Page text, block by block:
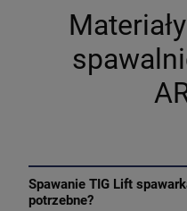
Spawanie TIG Lift
potrzebne?